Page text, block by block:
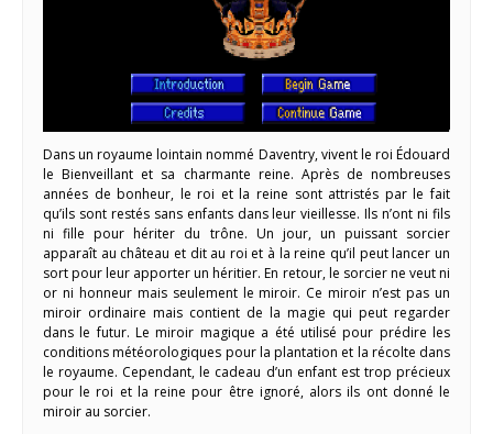
Dans un royaume lointain nommé Daventry, vivent le roi Édouard
le Bienveillant et sa charmante reine. Après de nombreuses
années de bonheur, le roi et la reine sont attristés par le fait
qu’ils sont restés sans enfants dans leur vieillesse. Ils n’ont ni fils
ni fille pour hériter du trône. Un jour, un puissant sorcier
apparaît au château et dit au roi et à la reine qu’il peut lancer un
sort pour leur apporter un héritier. En retour, le sorcier ne veut ni
or ni honneur mais seulement le miroir. Ce miroir n’est pas un
miroir ordinaire mais contient de la magie qui peut regarder
dans le futur. Le miroir magique a été utilisé pour prédire les
conditions météorologiques pour la plantation et la récolte dans
le royaume. Cependant, le cadeau d’un enfant est trop précieux
pour le roi et la reine pour être ignoré, alors ils ont donné le
miroir au sorcier.